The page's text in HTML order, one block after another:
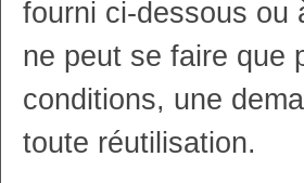
fourni ci-dessous ou
ne peut se faire que
conditions, une
toute réutilisation.